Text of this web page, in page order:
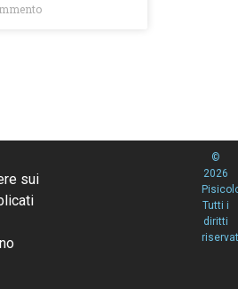
sui
©
2026
Tutti i
diritti